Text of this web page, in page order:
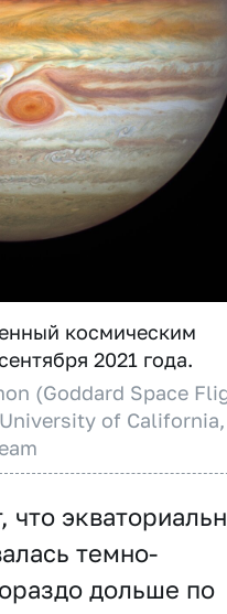
космическим
2021 года.
(Goddard Space
of California,
темно-
дольше по